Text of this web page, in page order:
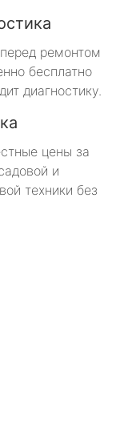
ремонтом
бесплатно
диагностику.
цены за
и
техники без